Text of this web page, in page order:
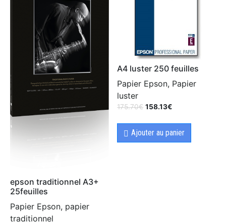
epson traditionnel A3+
25feuilles
Papier Epson, papier
traditionnel
A4 luster 250 feuilles
Papier Epson, Papier
luster
175.70€ 158.13€
Ajouter au panier